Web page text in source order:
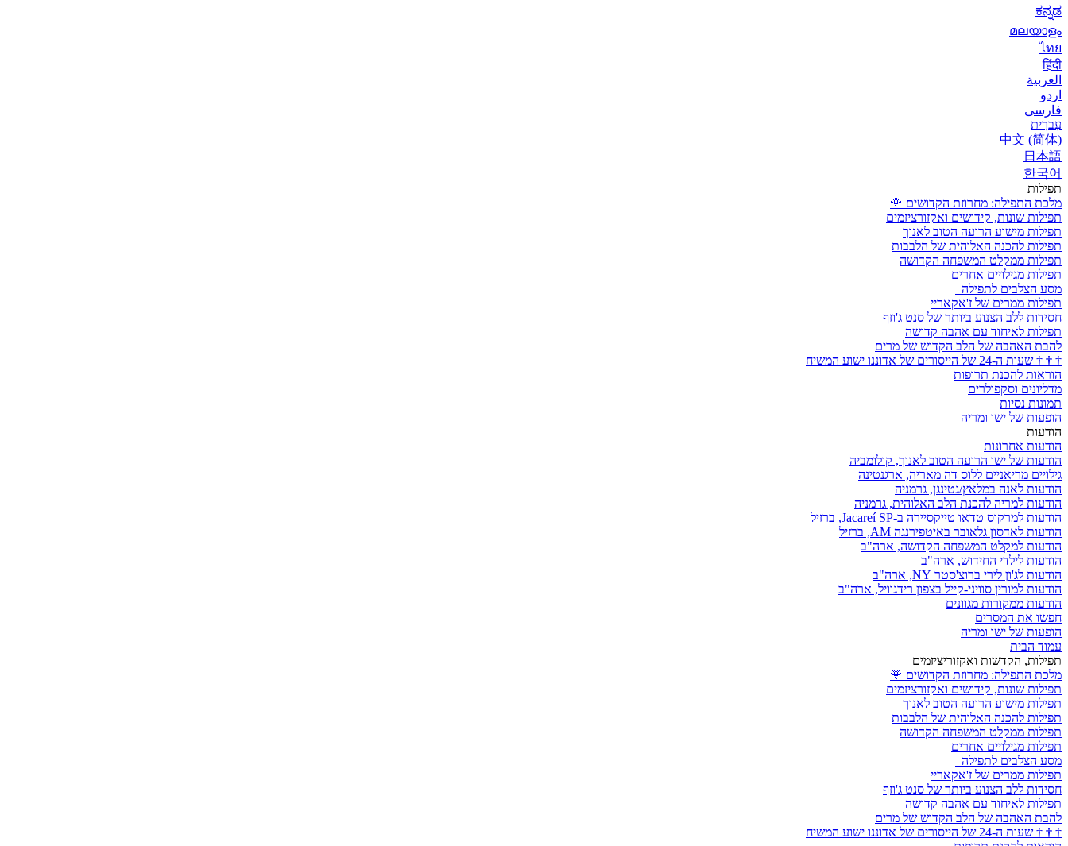
ಕನ್ನಡ
മലയാളം
ไทย
हिंदी
العربية
اردو
فارسی
עִברִית
中文 (简体)
日本語
한국어
תפילות
מלכת התפילה: מחרוזת הקדושים 🌹
תפילות שונות, קידושים ואקזורציזמים
תפילות מישוע הרועה הטוב לאנוך
תפילות להכנה האלוהית של הלבבות
תפילות ממקלט המשפחה הקדושה
תפילות מגילויים אחרים
מסע הצלבים לתפילה
תפילות ממרים של ז'אקאריי
חסידות ללב הצנוע ביותר של סנט ג'וזף
תפילות לאיחוד עם אהבה קדושה
להבת האהבה של הלב הקדוש של מרים
†
†
† שעות ה-24 של הייסורים של אדוננו ישוע המשיח
הוראות להכנת תרופות
מדליונים וסקפולרים
תמונות נסיות
הופעות של ישו ומריה
הודעות
הודעות אחרונות
הודעות של ישו הרועה הטוב לאנוך, קולומביה
גילויים מריאניים ללוס דה מאריה, ארגנטינה
הודעות לאנה במלאץ/גטינגן, גרמניה
הודעות למריה להכנת הלב האלוהית, גרמניה
הודעות למרקוס טדאו טייקסיירה ב-Jacareí SP, ברזיל
הודעות לאדסון גלאובר באיטפירנגה AM, ברזיל
הודעות למקלט המשפחה הקדושה, ארה"ב
הודעות לילדי החידוש, ארה"ב
הודעות לג'ון לירי ברוצ'סטר NY, ארה"ב
הודעות למורין סוויני-קייל בצפון רידגוויל, ארה"ב
הודעות ממקורות מגוונים
חפשו את המסרים
הופעות של ישו ומריה
עמוד הבית
תפילות, הקדשות ואקזוריציזמים
מלכת התפילה: מחרוזת הקדושים 🌹
תפילות שונות, קידושים ואקזורציזמים
תפילות מישוע הרועה הטוב לאנוך
תפילות להכנה האלוהית של הלבבות
תפילות ממקלט המשפחה הקדושה
תפילות מגילויים אחרים
מסע הצלבים לתפילה
תפילות ממרים של ז'אקאריי
חסידות ללב הצנוע ביותר של סנט ג'וזף
תפילות לאיחוד עם אהבה קדושה
להבת האהבה של הלב הקדוש של מרים
†
†
† שעות ה-24 של הייסורים של אדוננו ישוע המשיח